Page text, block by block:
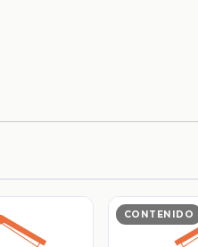
CONTENIDO